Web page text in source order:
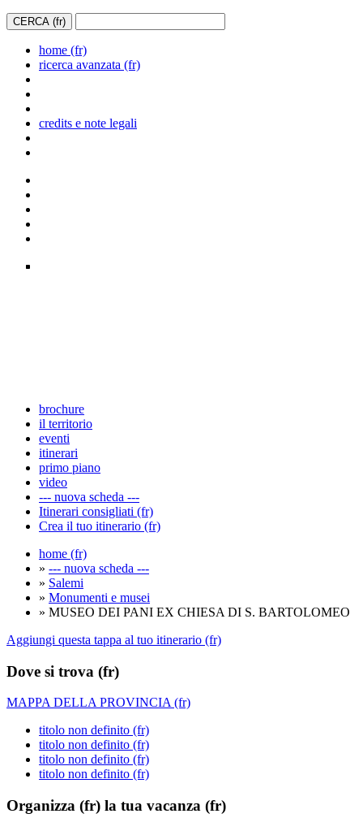
home (fr)
ricerca avanzata (fr)
credits e note legali
brochure
il territorio
eventi
itinerari
primo piano
video
--- nuova scheda ---
Itinerari consigliati (fr)
Crea il tuo itinerario (fr)
home (fr)
» --- nuova scheda ---
» Salemi
» Monumenti e musei
» MUSEO DEI PANI EX CHIESA DI S. BARTOLOMEO
Aggiungi questa tappa al tuo itinerario (fr)
Dove si trova (fr)
MAPPA DELLA PROVINCIA (fr)
titolo non definito (fr)
titolo non definito (fr)
titolo non definito (fr)
titolo non definito (fr)
Organizza (fr) la tua vacanza (fr)